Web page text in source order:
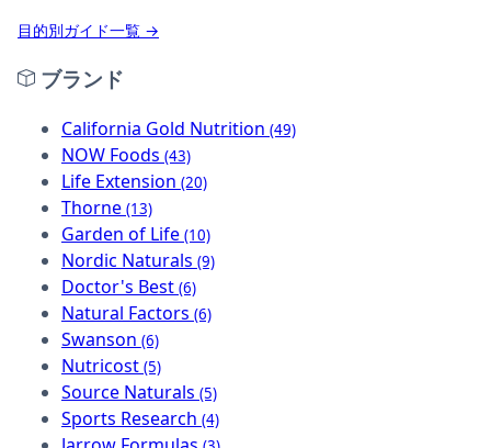
目的別ガイド一覧 →
ブランド
California Gold Nutrition (49)
NOW Foods (43)
Life Extension (20)
Thorne (13)
Garden of Life (10)
Nordic Naturals (9)
Doctor's Best (6)
Natural Factors (6)
Swanson (6)
Nutricost (5)
Source Naturals (5)
Sports Research (4)